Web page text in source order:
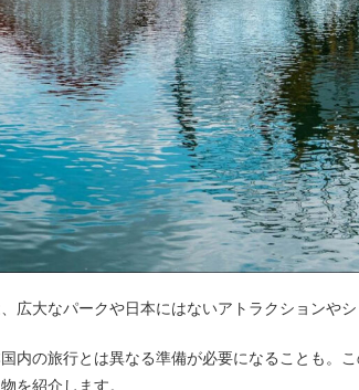
大なパークや日本にはないアトラクションや
内の旅行とは異なる準備が必要になることも。
を紹介します。